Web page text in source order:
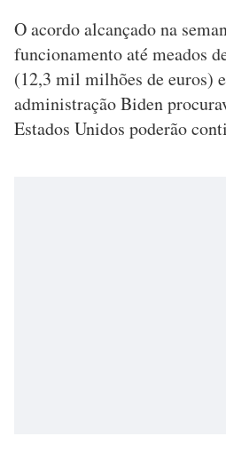
O acordo alcançado na
funcionamento até meados
(12,3 mil milhões de euros)
administração Biden
Estados Unidos poderão